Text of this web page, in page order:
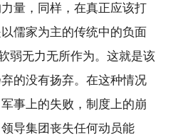
量，同样，在真正应该打
儒家为主的传统中的负面
弱无力无所作为。这就是该
的没有扬弃。在这种情况
事上的失败，制度上的崩
导集团丧失任何动员能